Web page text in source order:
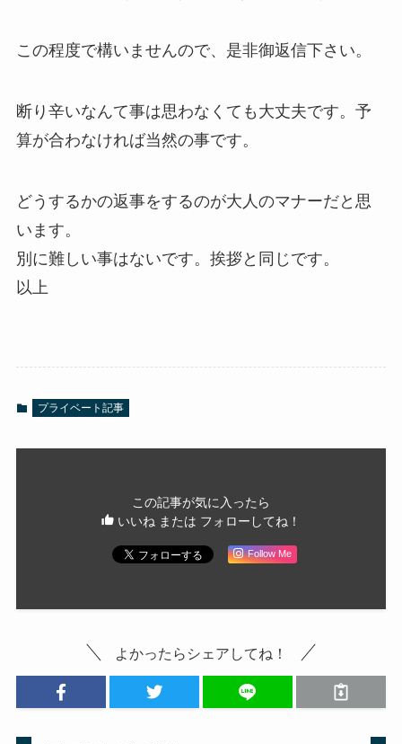
この程度で構いませんので、是非御返信下さい。
断り辛いなんて事は思わなくても大丈夫です。予
算が合わなければ当然の事です。
どうするかの返事をするのが大人のマナーだと思
います。
別に難しい事はないです。挨拶と同じです。
以上
プライベート記事
この記事が気に入ったら
いいね または フォローしてね！
Follow Me
よかったらシェアしてね！